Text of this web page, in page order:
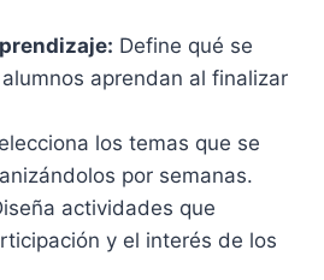
Define qué se
aprendan al finalizar
los temas que se
por semanas.
actividades que
y el interés de los